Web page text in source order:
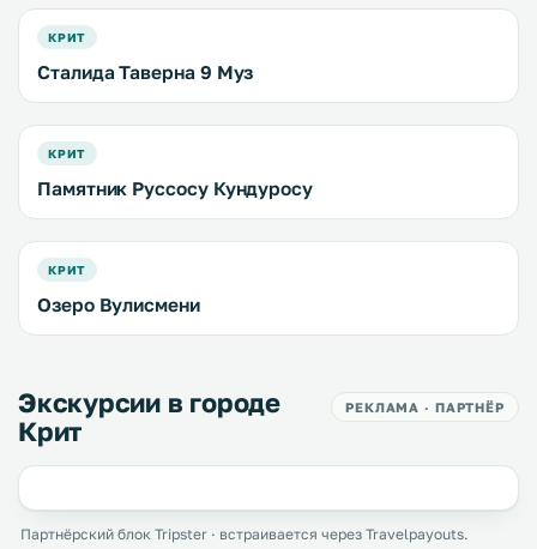
КРИТ
Сталида Таверна 9 Муз
КРИТ
Памятник Руссосу Кундуросу
КРИТ
Озеро Вулисмени
Экскурсии в городе
Крит
РЕКЛАМА · ПАРТНЁР
Партнёрский блок Tripster · встраивается через Travelpayouts.